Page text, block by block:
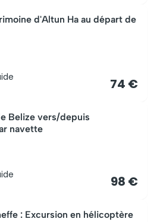
d'Altun Ha au départ de
74 €
Belize vers/depuis
navette
98 €
: Excursion en hélicoptère